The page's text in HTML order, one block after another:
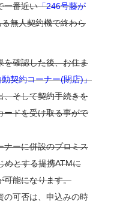
一番近い「246号藤が
る無人契約機で終わら
を確認した後、お住ま
契約コーナー(閉店)」
、そして契約手続きを
ードを受け取る事がで
ナーに併設のプロミス
めとする提携ATMに
可能になります。
の可否は、申込みの時